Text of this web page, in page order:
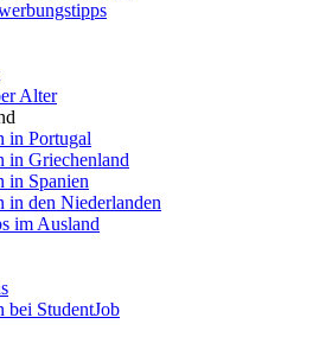
Alter
in Portugal
in Griechenland
in Spanien
in den Niederlanden
im Ausland
bei StudentJob